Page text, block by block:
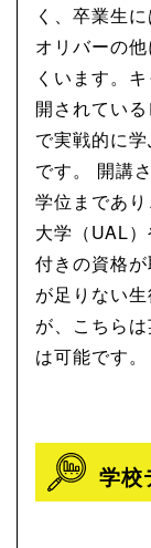
く、卒業生
オリバーの
くいます。
開されてい
で実戦的に
です。 開講
学位まであ
大学（UAL
付きの資格
が足りない
が、こちら
は可能です。
学校